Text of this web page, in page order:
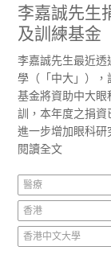
李嘉誠先生
及訓練基金
李嘉誠先生最近
學（「中大」）
基金將資助中大
訓，本年度之捐資
進一步增加眼科研
閱讀全文
醫療
香港
香港中文大學